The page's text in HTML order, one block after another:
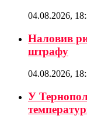
04.08.2026,
Наловив
штрафу
04.08.2026,
У